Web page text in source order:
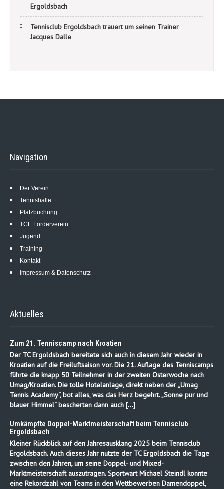
Ergoldsbach
Tennisclub Ergoldsbach trauert um seinen Trainer
Jacques Dalle
Navigation
Der Verein
Tennishalle
Platzbuchung
TCE Förderverein
Jugend
Training
Kontakt
Impressum & Datenschutz
Aktuelles
Zum 21. Tenniscamp nach Kroatien
Der TC Ergoldsbach bereitete sich auch in diesem Jahr wieder in
Kroatien auf die Freiluftsaison vor. Die 21. Auflage des Tenniscamps
führte die knapp 50 Teilnehmer in der zweiten Osterwoche nach
Umag/Kroatien. Die tolle Hotelanlage, direkt neben der „Umag
Tennis Academy“, bot alles, was das Herz begehrt. „Sonne pur und
blauer Himmel“ bescherten dann auch […]
Umkämpfte Doppel-Marktmeisterschaft beim Tennisclub
Ergoldsbach
Kleiner Rückblick auf den Jahresausklang 2025 beim Tennisclub
Ergoldsbach. Auch dieses Jahr nutzte der TC Ergoldsbach die Tage
zwischen den Jahren, um seine Doppel- und Mixed-
Marktmeisterschaft auszutragen. Sportwart Michael Steindl konnte
eine Rekordzahl von Teams in den Wettbewerben Damendoppel,